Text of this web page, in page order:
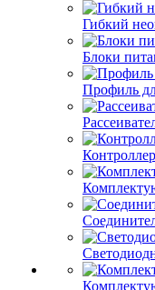
Гибкий
Блоки
Профиль